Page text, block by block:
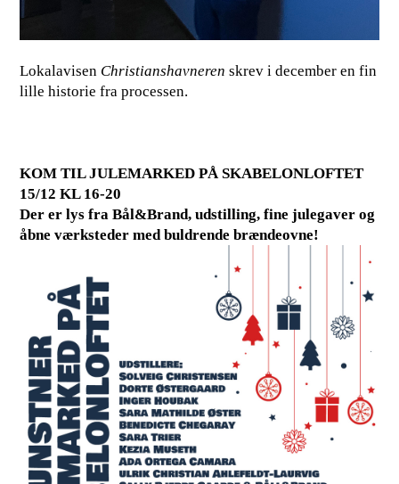
Lokalavisen Christianshavneren skrev i december en fin
lille historie fra processen.
KOM TIL JULEMARKED PÅ SKABELONLOFTET
15/12 KL 16-20
Der er lys fra Bål&Brand, udstilling, fine julegaver og
åbne værksteder med buldrende brændeovne!